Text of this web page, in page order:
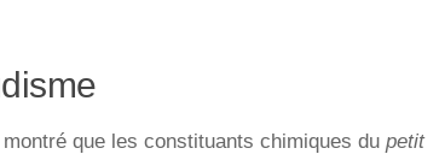
que les constituants chimiques du petit